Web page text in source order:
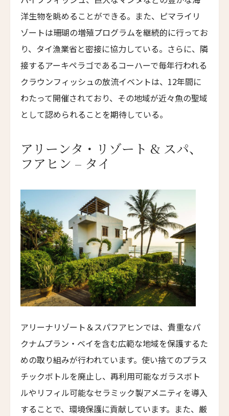
Hotel Saltus
バディア・ディ・ポマイオ
Badia di Pomaio
ガルドゥ・ホテル&スパ
Gáldu Hotel & Spa
マウント クック レイクサイド リトリート
Mt Cook Lakeside Retreat, Ben Ohau
The Inn at Rancho Santa Fe
ザ・グレイソン・マイアミ
ヒストリック・ロッキー・ウォーターズ・イン
Historic Rocky Waters Inn
エリート・スプリング・ヴィラズ
Elite Spring Villas
レヴィヴォ・ウェルネス・リゾート
Revivo Wellness Resort
シリ・サラ プライベート・ヴィラ
ヴァリー ホテル
Vallie Hotel
カムデン・ハーバー・イン
Camden Harbour Inn
ザ・スターヴランド・ロシアンリバー・バレー
The Stavrand Russian River Valley
洋生物を眺めることができる。また、ピマライリ
ゾートは珊瑚の増殖プログラムを継続的に行ってお
り、タイ漁業省と密接に協力している。さらに、隣
接するアーキペラゴであるコーハーで毎年行われる
クラウンフィッシュの放流イベントは、12年間に
わたって開催されており、その地域が近々魚の聖域
として認められることを期待している。
アリーンタ・リゾート & スパ、
フアヒン – タイ
アリーナリゾート＆スパフアヒンでは、貴重なパ
クナムプラン・ベイを含む広範な地域を保護するた
めの取り組みが行われています。使い捨てのプラス
チックボトルを廃止し、再利用可能なガラスボト
ルやリフィル可能なセラミック製アメニティを導入
することで、環境保護に貢献しています。また、厳